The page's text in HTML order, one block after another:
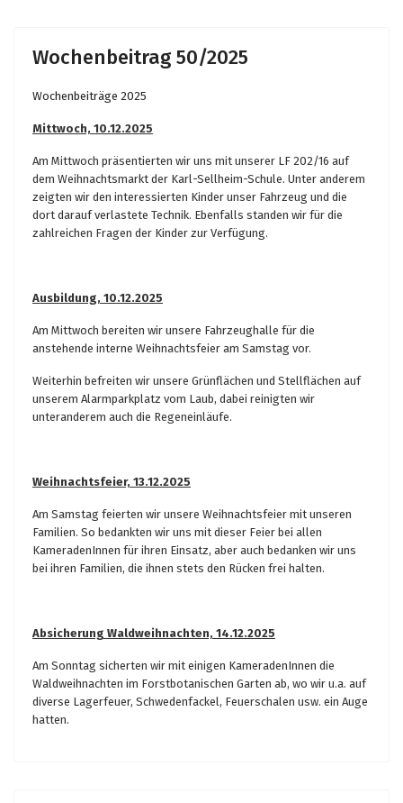
Wochenbeitrag 50/2025
Wochenbeiträge 2025
Mittwoch, 10.12.2025
Am Mittwoch präsentierten wir uns mit unserer LF 202/16 auf
dem Weihnachtsmarkt der Karl-Sellheim-Schule. Unter anderem
zeigten wir den interessierten Kinder unser Fahrzeug und die
dort darauf verlastete Technik. Ebenfalls standen wir für die
zahlreichen Fragen der Kinder zur Verfügung.
Ausbildung, 10.12.2025
Am Mittwoch bereiten wir unsere Fahrzeughalle für die
anstehende interne Weihnachtsfeier am Samstag vor.
Weiterhin befreiten wir unsere Grünflächen und Stellflächen auf
unserem Alarmparkplatz vom Laub, dabei reinigten wir
unteranderem auch die Regeneinläufe.
Weihnachtsfeier, 13.12.2025
Am Samstag feierten wir unsere Weihnachtsfeier mit unseren
Familien. So bedankten wir uns mit dieser Feier bei allen
KameradenInnen für ihren Einsatz, aber auch bedanken wir uns
bei ihren Familien, die ihnen stets den Rücken frei halten.
Absicherung Waldweihnachten, 14.12.2025
Am Sonntag sicherten wir mit einigen KameradenInnen die
Waldweihnachten im Forstbotanischen Garten ab, wo wir u.a. auf
diverse Lagerfeuer, Schwedenfackel, Feuerschalen usw. ein Auge
hatten.